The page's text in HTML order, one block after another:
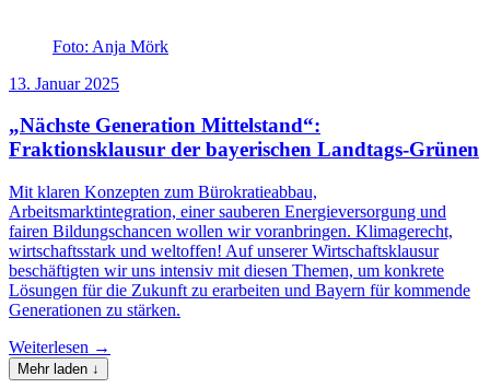
Foto: Anja Mörk
13. Januar 2025
„Nächste Generation Mittelstand“:
Fraktionsklausur der bayerischen Landtags-Grünen
Mit klaren Konzepten zum Bürokratieabbau,
Arbeitsmarktintegration, einer sauberen Energieversorgung und
fairen Bildungschancen wollen wir voranbringen. Klimagerecht,
wirtschaftsstark und weltoffen! Auf unserer Wirtschaftsklausur
beschäftigten wir uns intensiv mit diesen Themen, um konkrete
Lösungen für die Zukunft zu erarbeiten und Bayern für kommende
Generationen zu stärken.
Weiterlesen →
Mehr laden ↓